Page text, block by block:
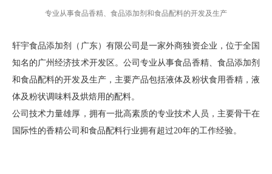
专业从事食品香精、食品添加剂和食品配料的开发及生产
轩宇食品添加剂（广东）有限公司是一家外商独资企业，位于全国
知名的广州经济技术开发区。公司专业从事食品香精、食品添加剂
和食品配料的开发及生产，主要产品包括液体及粉状食用香精，液
体及粉状调味料及烘焙用的配料。
公司技术力量雄厚，拥有一批高素质的专业技术人员，主要骨干在
国际性的香精公司和食品配料行业拥有超过20年的工作经验。